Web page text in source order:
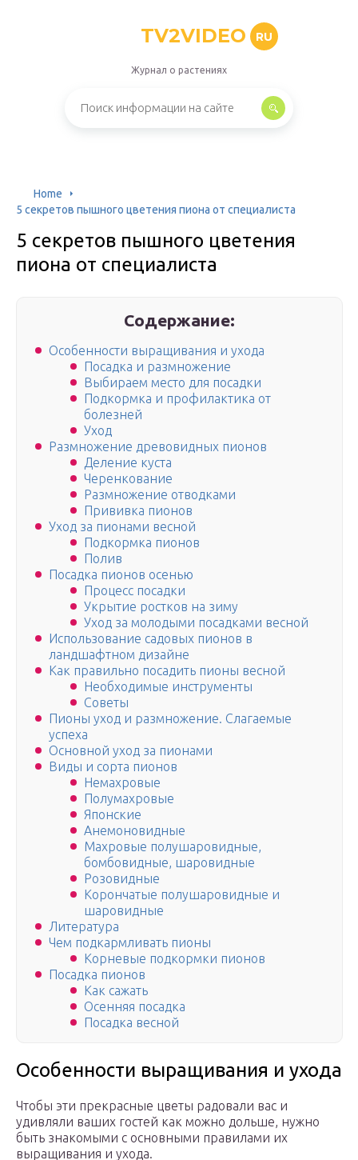
TV2VIDEO RU
Журнал о растениях
Home
5 секретов пышного цветения пиона от специалиста
5 секретов пышного цветения
пиона от специалиста
Содержание:
Особенности выращивания и ухода
Посадка и размножение
Выбираем место для посадки
Подкормка и профилактика от
болезней
Уход
Размножение древовидных пионов
Деление куста
Черенкование
Размножение отводками
Прививка пионов
Уход за пионами весной
Подкормка пионов
Полив
Посадка пионов осенью
Процесс посадки
Укрытие ростков на зиму
Уход за молодыми посадками весной
Использование садовых пионов в
ландшафтном дизайне
Как правильно посадить пионы весной
Необходимые инструменты
Советы
Пионы уход и размножение. Слагаемые
успеха
Основной уход за пионами
Виды и сорта пионов
Немахровые
Полумахровые
Японские
Анемоновидные
Махровые полушаровидные,
бомбовидные, шаровидные
Розовидные
Корончатые полушаровидные и
шаровидные
Литература
Чем подкармливать пионы
Корневые подкормки пионов
Посадка пионов
Как сажать
Осенняя посадка
Посадка весной
Особенности выращивания и ухода
Чтобы эти прекрасные цветы радовали вас и
удивляли ваших гостей как можно дольше, нужно
быть знакомыми с основными правилами их
выращивания и ухода.